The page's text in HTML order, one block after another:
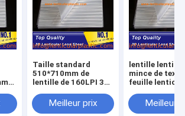
Taille standard
510*710mm de
lentille de 160LPI 3D
lenticulaire des
feuilles 0.25mm pour
Meilleur prix
lentille
mince de
feuille
l'épaisseur 3d
feuille buy-
Meilleur